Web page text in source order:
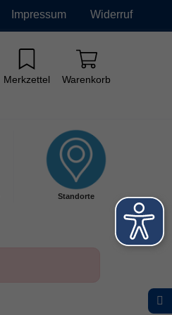
Impressum Widerruf
Merkzettel Warenkorb
Standorte